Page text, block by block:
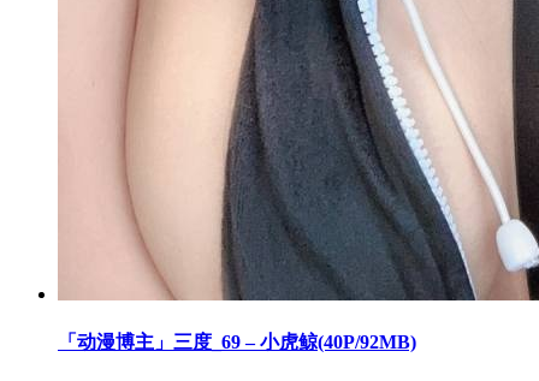
「动漫博主」三度_69 – 小虎鲸(40P/92MB)